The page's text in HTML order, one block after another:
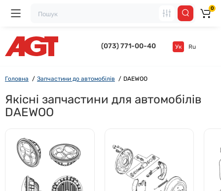
(073) 771-00-40 Ук Ru
0
Головна Запчастини до автомобілів DAEWOO
Якісні запчастини для автомобілів
DAEWOO